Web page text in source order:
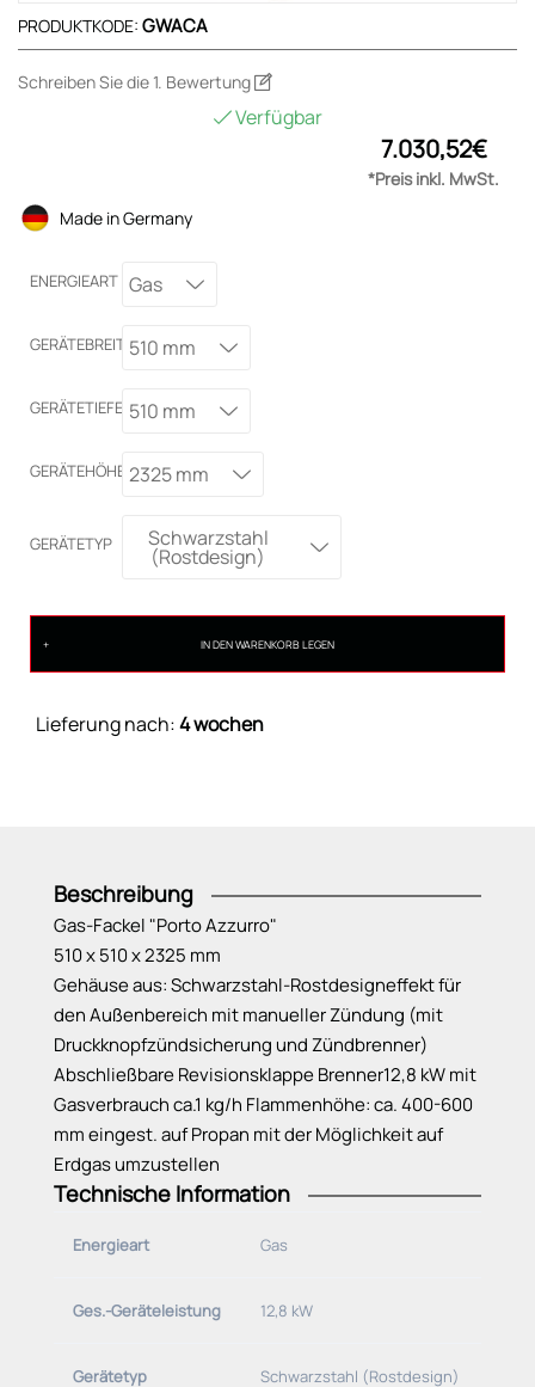
PRODUKTKODE: GWACA
Schreiben Sie die 1. Bewertung
Verfügbar
7.030,52€
*Preis inkl. MwSt.
Made in Germany
ENERGIEART Gas
GERÄTEBREITE510 mm
GERÄTETIEFE 510 mm
GERÄTEHÖHE 2325 mm
GERÄTETYP Schwarzstahl
(Rostdesign)
IN DEN WARENKORB LEGEN
Lieferung nach:4 wochen
Beschreibung
Gas-Fackel "Porto Azzurro"
510 x 510 x 2325 mm
Gehäuse aus: Schwarzstahl-Rostdesigneffekt für
den Außenbereich mit manueller Zündung (mit
Druckknopfzündsicherung und Zündbrenner)
Abschließbare Revisionsklappe Brenner12,8 kW mit
Gasverbrauch ca.1 kg/h Flammenhöhe: ca. 400-600
mm eingest. auf Propan mit der Möglichkeit auf
Erdgas umzustellen
Technische Information
Energieart Gas
Ges.-Geräteleistung 12,8 kW
Gerätetyp Schwarzstahl (Rostdesign)